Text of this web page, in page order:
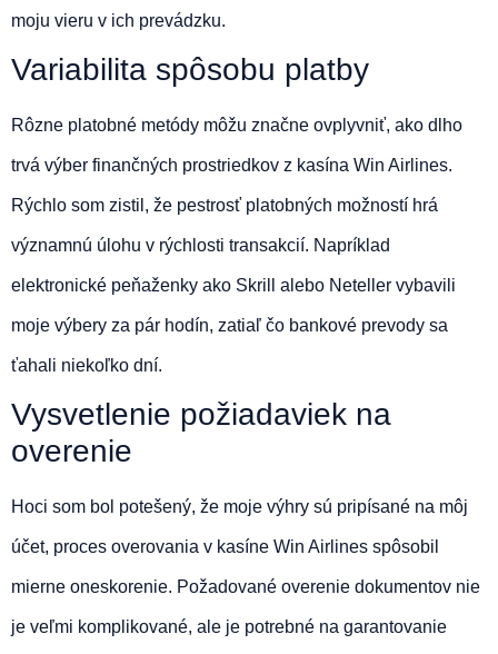
moju vieru v ich prevádzku.
Variabilita spôsobu platby
Rôzne platobné metódy môžu značne ovplyvniť, ako dlho
trvá výber finančných prostriedkov z kasína Win Airlines.
Rýchlo som zistil, že pestrosť platobných možností hrá
významnú úlohu v rýchlosti transakcií. Napríklad
elektronické peňaženky ako Skrill alebo Neteller vybavili
moje výbery za pár hodín, zatiaľ čo bankové prevody sa
ťahali niekoľko dní.
Vysvetlenie požiadaviek na
overenie
Hoci som bol potešený, že moje výhry sú pripísané na môj
účet, proces overovania v kasíne Win Airlines spôsobil
mierne oneskorenie. Požadované overenie dokumentov nie
je veľmi komplikované, ale je potrebné na garantovanie